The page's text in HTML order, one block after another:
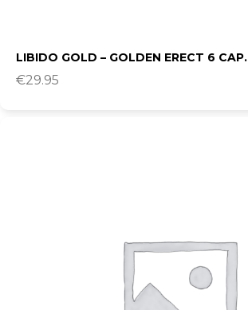
LIBIDO GOLD – GOLDEN ERECT 6 CAP.
€29.95